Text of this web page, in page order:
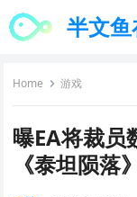
半文
Home 游戏
曝EA将裁员
《泰坦陨落